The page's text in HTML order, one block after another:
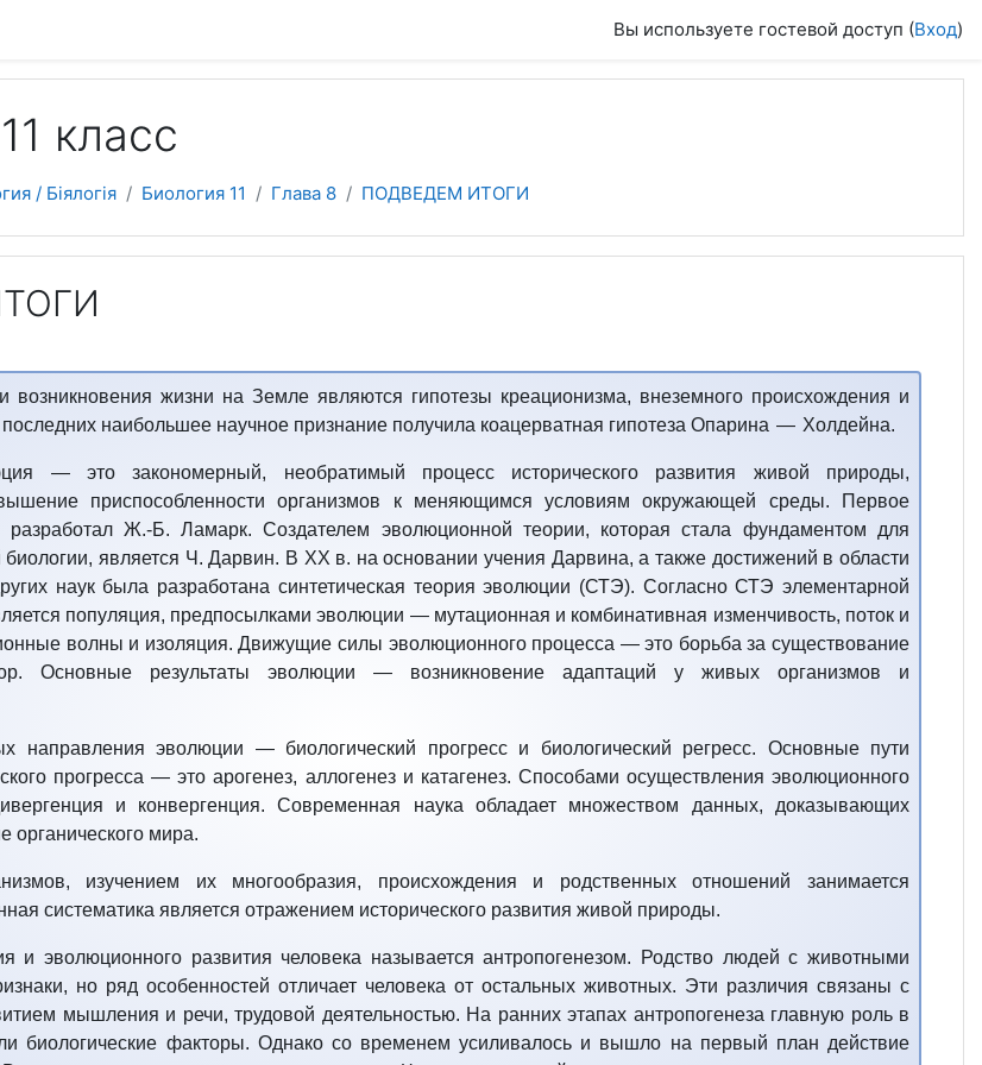
Вы используете гостевой доступ (Вход)
класс
/ Біялогія Биология 11 Глава 8 ПОДВЕДЕМ ИТОГИ
возникновения жизни на Земле являются гипотезы креационизма, внеземного происхождения и
наибольшее научное признание получила коацерватная гипотеза Опарина — Холдейна.
— это закономерный, необратимый процесс исторического развития живой природы,
приспособленности организмов к меняющимся условиям окружающей среды.
Первое
разработал Ж.-Б. Ламарк. Создателем эволюционной теории, которая стала фундаментом для
является Ч. Дарвин. В XX в. на основании учения Дарвина, а также достижений в области
наук была разработана синтетическая теория эволюции (СТЭ). Согласно СТЭ элементарной
популяция, предпосылками эволюции — мутационная и комбинативная изменчивость, поток и
волны и изоляция. Движущие силы эволюционного процесса — это борьба за существование
Основные результаты эволюции — возникновение адаптаций у живых организмов и
направления эволюции — биологический прогресс и биологический регресс. Основные пути
прогресса — это арогенез, аллогенез и катагенез. Способами осуществления эволюционного
и конвергенция. Современная наука обладает множеством данных, доказывающих
органического мира.
изучением их многообразия, происхождения и родственных отношений занимается
систематика является отражением исторического развития живой природы.
и эволюционного развития человека называется антропогенезом. Родство людей с животными
но ряд особенностей отличает человека от остальных животных. Эти различия связаны с
мышления и речи, трудовой деятельностью. На ранних этапах антропогенеза главную роль в
биологические факторы. Однако со временем усиливалось и вышло на первый план действие